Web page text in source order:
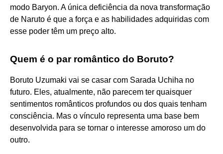
modo Baryon. A única deficiência da nova transformação
de Naruto é que a força e as habilidades adquiridas com
esse poder têm um preço alto.
Quem é o par romântico do Boruto?
Boruto Uzumaki vai se casar com Sarada Uchiha no
futuro. Eles, atualmente, não parecem ter quaisquer
sentimentos românticos profundos ou dos quais tenham
consciência. Mas o vínculo representa uma base bem
desenvolvida para se tornar o interesse amoroso um do
outro.